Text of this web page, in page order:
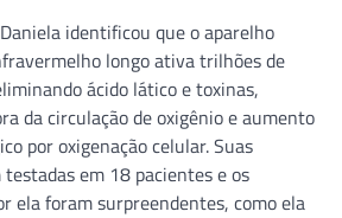
identificou que o aparelho
longo ativa trilhões de
ácido lático e toxinas,
da circulação de oxigênio e aumento
por oxigenação celular. Suas
em 18 pacientes e os
ela foram surpreendentes, como ela